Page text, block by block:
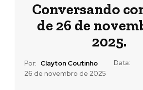
Conversando
de 26 de
2025.
Por: Clayton Coutinho
Data:
26 de novembro de 2025